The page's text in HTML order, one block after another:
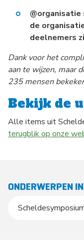
de
deelnemers
Dank voor het
aan te wijzen, maar
235 mensen
Bekijk de
Alle items uit
terugblik op onze
ONDERWERPEN